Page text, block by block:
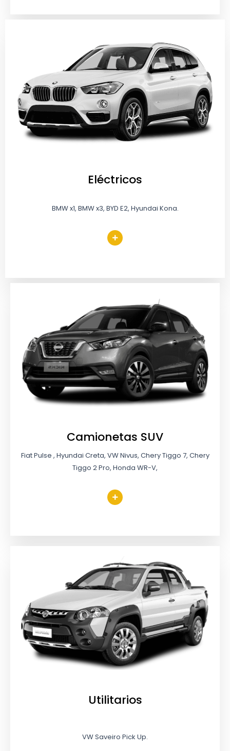
Eléctricos
BMW x1, BMW x3, BYD E2, Hyundai Kona.
Camionetas SUV
Fiat Pulse , Hyundai Creta, VW Nivus, Chery Tiggo 7, Chery
Tiggo 2 Pro, Honda WR-V,
Utilitarios
VW Saveiro Pick Up.